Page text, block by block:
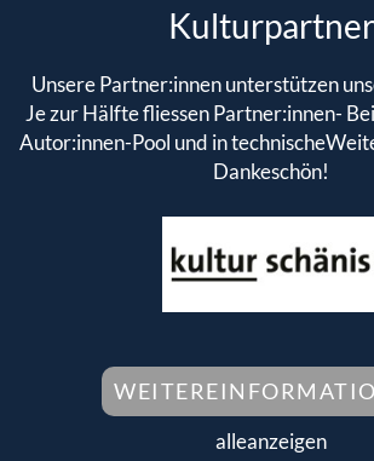
Kulturpartner
Unsere Partner:innen unterstützen
Je zur Hälfte fliessen Partner:innen-
Autor:innen-Pool und in
Dankeschön!
alleanzeigen